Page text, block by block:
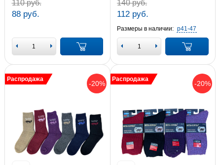
110 руб.
88 руб.
140 руб.
112 руб.
Размеры в наличии: р41-47
-20%
Распродажа
-20%
Распродажа